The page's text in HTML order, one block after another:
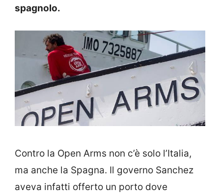
spagnolo.
Contro la Open Arms non c’è solo l’Italia,
ma anche la Spagna. Il governo Sanchez
aveva infatti offerto un porto dove